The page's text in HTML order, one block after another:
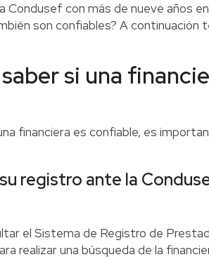
Condusef con más de nueve años
son confiables? A
si una
financiera es confiable, es
registro ante la
el Sistema de Registro de
realizar una búsqueda de la